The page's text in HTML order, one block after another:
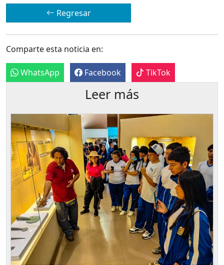
Regresar
Comparte esta noticia en:
WhatsApp Facebook TikTok
Leer más